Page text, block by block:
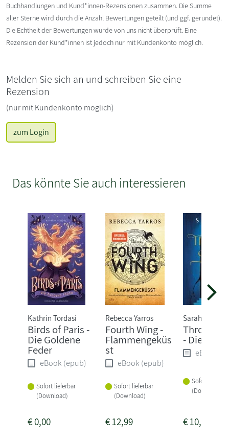
Buchhandlungen und Kund*innen-Rezensionen zusammen. Die Summe
aller Sterne wird durch die Anzahl Bewertungen geteilt (und ggf. gerundet).
Die Echtheit der Bewertungen wurde von uns nicht überprüft. Eine
Rezension der Kund*innen ist jedoch nur mit Kundenkonto möglich.
Melden Sie sich an und schreiben Sie eine
Rezension
(nur mit Kundenkonto möglich)
zum Login
Das könnte Sie auch interessieren
Kathrin Tordasi
Birds of Paris -
Die Goldene
Feder
eBook (epub)
Sofort lieferbar
(Download)
€0,00
Rebecca Yarros
Fourth Wing -
Flammengeküs
st
eBook (epub)
Sofort lieferbar
(Download)
€12,99
Sarah J. Maas
Throne of
- Die
eBook
Sofort
(Download)
€10,99